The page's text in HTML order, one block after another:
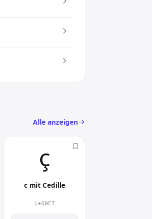
Alle anzeigen
ç︎
c mit Cedille
U+00E7